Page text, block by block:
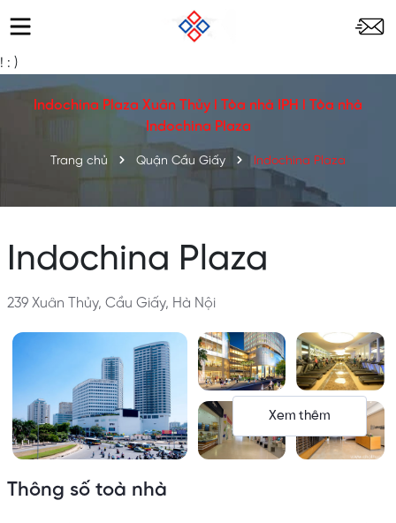
! : )
Indochina Plaza Xuân Thủy l Tòa nhà IPH l Tòa nhà
Indochina Plaza
Trang chủ Quận Cầu Giấy Indochina Plaza
Indochina Plaza
239 Xuân Thủy, Cầu Giấy, Hà Nội
Xem thêm
Thông số toà nhà